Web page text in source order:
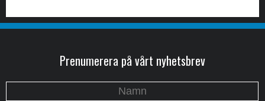
Prenumerera på vårt nyhetsbrev